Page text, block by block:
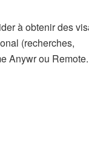
à obtenir des
(recherches,
Anywr ou Remote.